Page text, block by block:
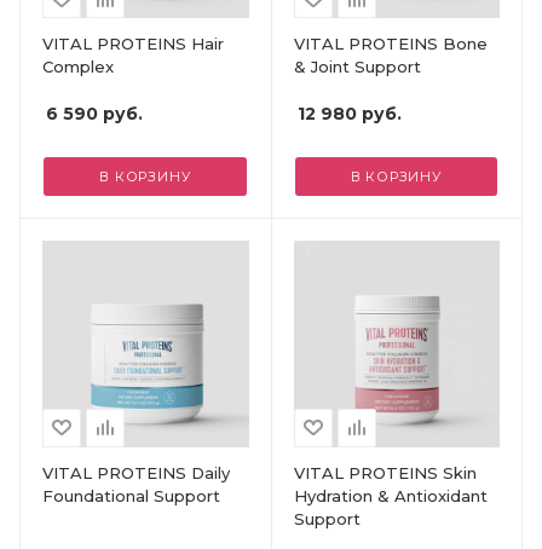
VITAL PROTEINS Hair
Complex
6 590 руб.
В КОРЗИНУ
VITAL PROTEINS Bone
& Joint Support
12 980руб.
В КОРЗИНУ
VITAL PROTEINS Daily
Foundational Support
VITAL PROTEINS Skin
Hydration & Antioxidant
Support